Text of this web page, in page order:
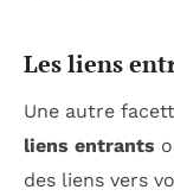
Les liens
Une autre
liens entrants
des liens vers